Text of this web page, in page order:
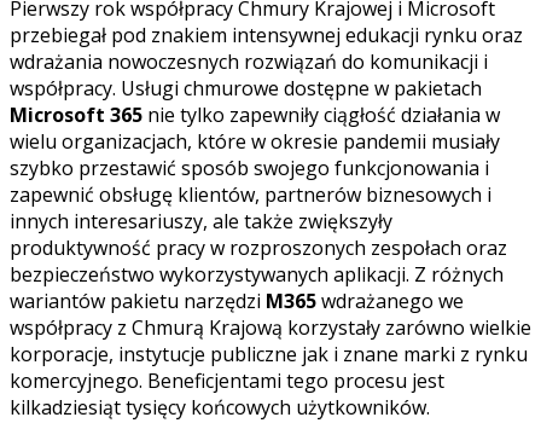
Pierwszy rok współpracy Chmury Krajowej i Microsoft
przebiegał pod znakiem intensywnej edukacji rynku oraz
wdrażania nowoczesnych rozwiązań do komunikacji i
współpracy. Usługi chmurowe dostępne w pakietach
Microsoft 365 nie tylko zapewniły ciągłość działania w
wielu organizacjach, które w okresie pandemii musiały
szybko przestawić sposób swojego funkcjonowania i
zapewnić obsługę klientów, partnerów biznesowych i
innych interesariuszy, ale także zwiększyły
produktywność pracy w rozproszonych zespołach oraz
bezpieczeństwo wykorzystywanych aplikacji. Z różnych
wariantów pakietu narzędzi M365wdrażanego we
współpracy z Chmurą Krajową korzystały zarówno wielkie
korporacje, instytucje publiczne jak i znane marki z rynku
komercyjnego. Beneficjentami tego procesu jest
kilkadziesiąt tysięcy końcowych użytkowników.